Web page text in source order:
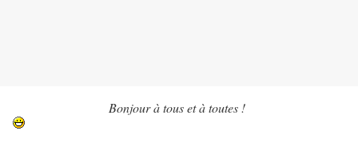
Bonjour à tous et à toutes !